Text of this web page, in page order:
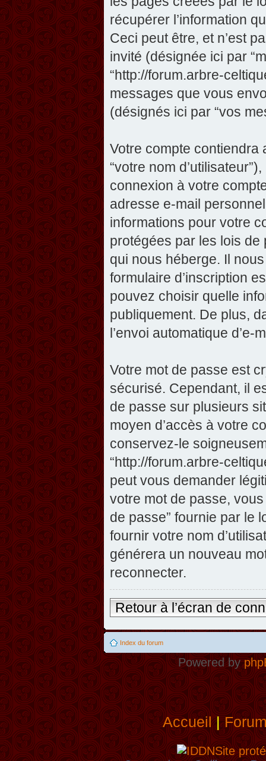
récupérer l’information
Ceci peut être, et n’est
invité (désignée ici par
“http://forum.arbre-
messages que vous
(désignés ici par “vos
Votre compte contiendra
“votre nom
connexion à votre
adresse e-mail
informations pour votre
protégées par les lois
qui nous héberge. Il
formulaire d’inscription
pouvez choisir quelle
publiquement. De plus,
l’envoi automatique d’e-
Votre mot de passe est
sécurisé. Cependant, il
de passe sur plusieurs
moyen d’accès à votre
conservez-le
“http://forum.arbre-
peut vous demander
votre mot de passe,
de passe” fournie par le
fournir votre nom
générera un nouveau
reconnecter.
Retour à l’écran de
Index du forum
Powered by
Accueil|
Site